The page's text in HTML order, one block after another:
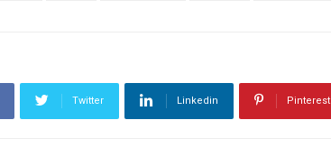
Twitter Linkedin Pinterest